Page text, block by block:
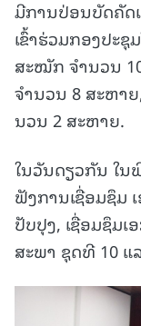
ມີການປ່ອນບັດຄັດ
ເຂົ້າຮ່ວມກອງປະ
ສະໝັກ ຈໍານວນ
ຈໍານວນ 8 ສະຫາ
ນວນ 2 ສະຫາຍ.
ໃນວັນດຽວກັນ ໃນ
ຟັງການເຊື່ອມຊຶມ
ປັບປຸງ, ເຊື່ອມຊຶມ
ສະພາ ຊຸດທີ 10 ແ